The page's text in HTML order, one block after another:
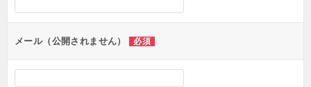
メール（公開されません） 必須